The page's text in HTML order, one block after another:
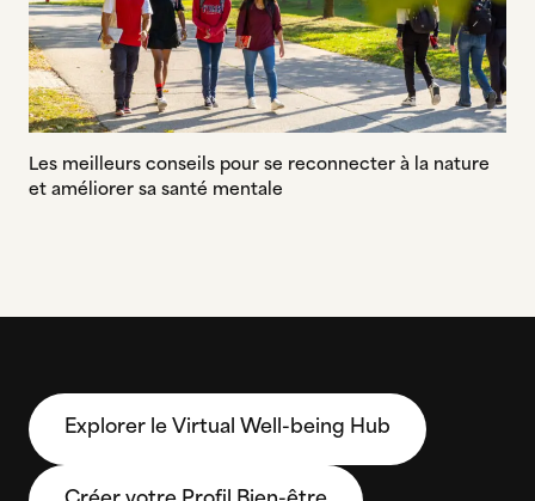
Les meilleurs conseils pour se reconnecter à la nature
et améliorer sa santé mentale
Explorer le Virtual Well-being Hub